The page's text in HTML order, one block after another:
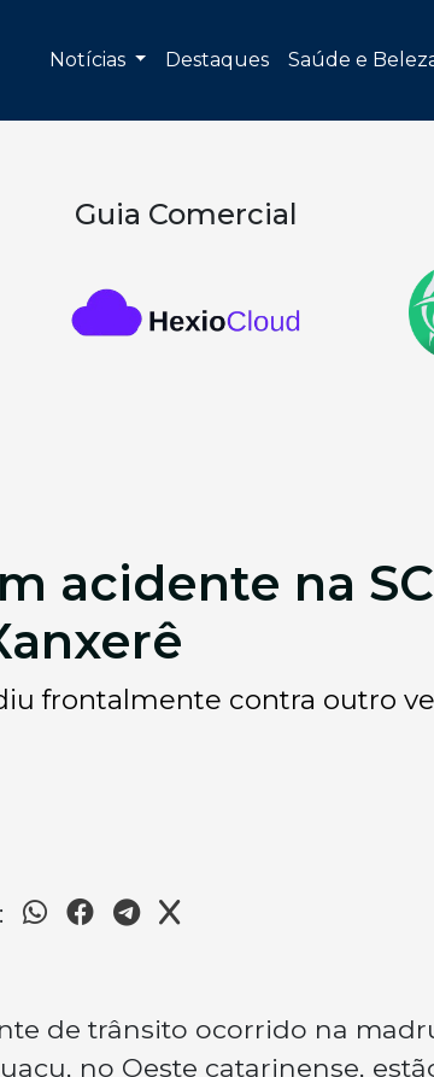
Notícias Destaques Saúde e
Guia Comercial
acidente na
frontalmente contra outro
de trânsito ocorrido na
no Oeste catarinense,